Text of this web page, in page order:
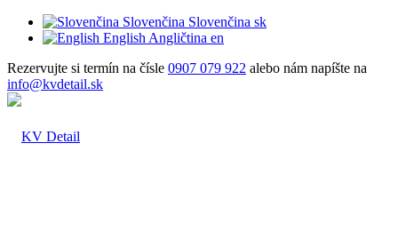
Slovenčina Slovenčina sk
English Angličtina en
Rezervujte si termín na čísle 0907 079 922 alebo nám napíšte na
info@kvdetail.sk